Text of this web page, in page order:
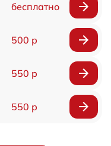
бесплатно
500 р
550 р
550 р